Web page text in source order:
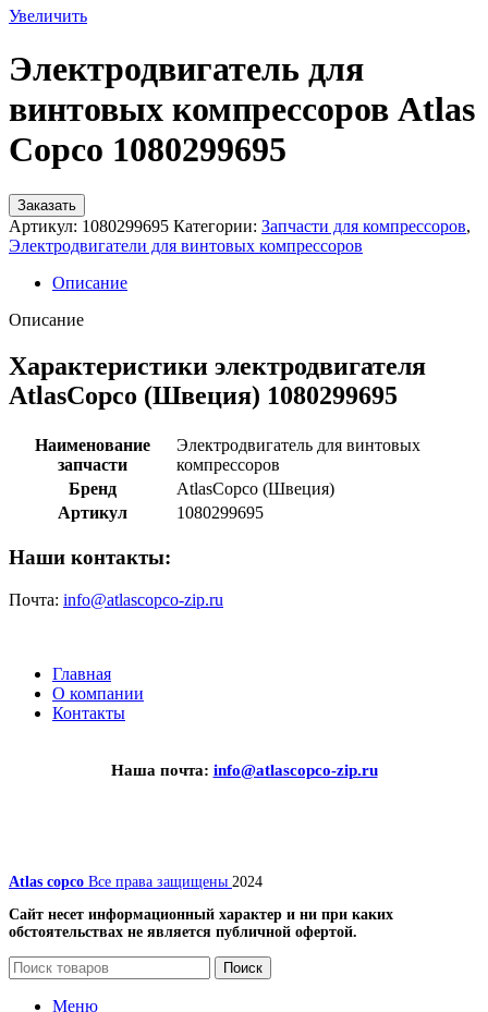
Увеличить
Электродвигатель для
винтовых компрессоров Atlas
Copco 1080299695
Заказать
Артикул: 1080299695 Категории: Запчасти для компрессоров,
Электродвигатели для винтовых компрессоров
Описание
Описание
Характеристики электродвигателя
AtlasCopco (Швеция) 1080299695
Наименование
запчасти
Электродвигатель для винтовых
компрессоров
Бренд
AtlasCopco (Швеция)
Артикул
1080299695
Наши контакты:
Почта: info@atlascopco-zip.ru
Главная
О компании
Контакты
Наша почта: info@atlascopco-zip.ru
Atlas copco Все права защищены 2024
Сайт несет информационный характер и ни при каких
обстоятельствах не является публичной офертой.
Поиск
Меню